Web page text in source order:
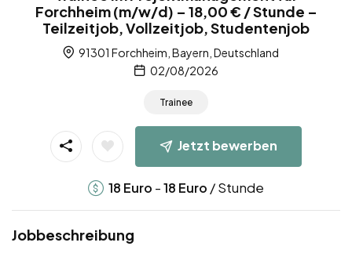
Forchheim (m/w/d) – 18,00 € / Stunde –
Teilzeitjob, Vollzeitjob, Studentenjob
91301 Forchheim, Bayern, Deutschland
02/08/2026
Trainee
Jetzt bewerben
18 Euro -18 Euro / Stunde
Jobbeschreibung